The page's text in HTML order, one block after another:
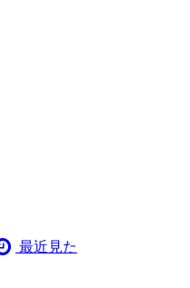
最近見た